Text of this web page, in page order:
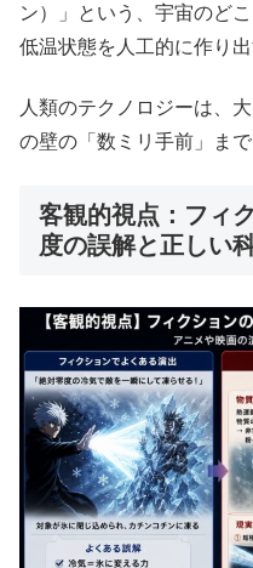
ン）」という、宇宙のど
低温状態を人工的に作り
人類のテクノロジーは、
の壁の「数ミリ手前」ま
客観的視点：フィ
度の誤解と正しい